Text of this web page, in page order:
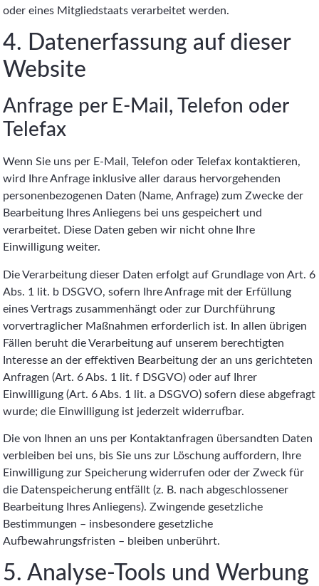
oder eines Mitgliedstaats verarbeitet werden.
4. Datenerfassung auf dieser
Website
Anfrage per E-Mail, Telefon oder
Telefax
Wenn Sie uns per E-Mail, Telefon oder Telefax kontaktieren,
wird Ihre Anfrage inklusive aller daraus hervorgehenden
personenbezogenen Daten (Name, Anfrage) zum Zwecke der
Bearbeitung Ihres Anliegens bei uns gespeichert und
verarbeitet. Diese Daten geben wir nicht ohne Ihre
Einwilligung weiter.
Die Verarbeitung dieser Daten erfolgt auf Grundlage von Art. 6
Abs. 1 lit. b DSGVO, sofern Ihre Anfrage mit der Erfüllung
eines Vertrags zusammenhängt oder zur Durchführung
vorvertraglicher Maßnahmen erforderlich ist. In allen übrigen
Fällen beruht die Verarbeitung auf unserem berechtigten
Interesse an der effektiven Bearbeitung der an uns gerichteten
Anfragen (Art. 6 Abs. 1 lit. f DSGVO) oder auf Ihrer
Einwilligung (Art. 6 Abs. 1 lit. a DSGVO) sofern diese abgefragt
wurde; die Einwilligung ist jederzeit widerrufbar.
Die von Ihnen an uns per Kontaktanfragen übersandten Daten
verbleiben bei uns, bis Sie uns zur Löschung auffordern, Ihre
Einwilligung zur Speicherung widerrufen oder der Zweck für
die Datenspeicherung entfällt (z. B. nach abgeschlossener
Bearbeitung Ihres Anliegens). Zwingende gesetzliche
Bestimmungen – insbesondere gesetzliche
Aufbewahrungsfristen – bleiben unberührt.
5. Analyse-Tools und Werbung